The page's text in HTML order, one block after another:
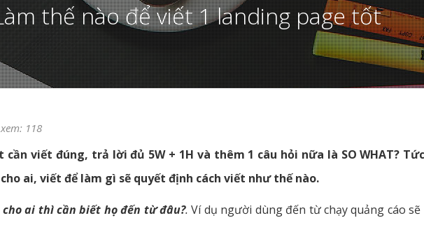
thế nào để viết 1 landing page tốt
118
cần viết đúng, trả lời đủ 5W + 1H và thêm 1 câu hỏi nữa là SO WHAT?
ai, viết để làm gì sẽ quyết định cách viết như thế nào.
ai thì cần biết họ đến từ đâu?. Ví dụ người dùng đến từ chạy quảng cáo sẽ